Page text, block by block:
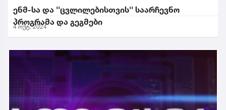
ენმ-სა და ''ცვლილებისთვის'' საარჩევნო
პროგრამა და გეგმები
4 ოქტ. 2024